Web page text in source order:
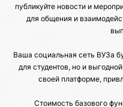
публикуйте новости и
для общения и
Ваша социальная сеть ВУЗа
для студентов, но и
своей платформе,
Стоимость базового